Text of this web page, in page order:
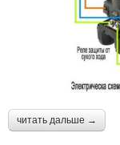
читать дальше →